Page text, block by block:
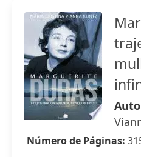
Número de Páginas: